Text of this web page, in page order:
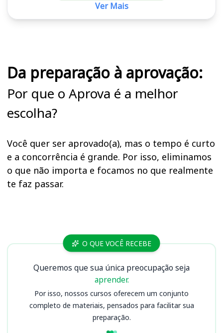
Ver Mais
Da preparação à aprovação:
Por que o Aprova é a melhor
escolha?
Você quer ser aprovado(a), mas o tempo é curto
e a concorrência é grande. Por isso, eliminamos
o que não importa e focamos no que realmente
te faz passar.
Cursos FHEMIG MG
O QUE VOCÊ RECEBE
Queremos que sua única preocupação seja
aprender.
Por isso, nossos cursos oferecem um conjunto
completo de materiais, pensados para facilitar sua
preparação.